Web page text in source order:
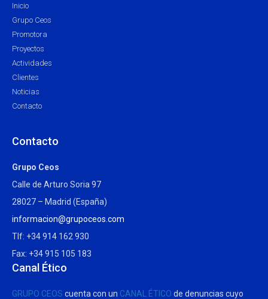
Inicio
Grupo Ceos
Promotora
Proyectos
Actividades
Clientes
Noticias
Contacto
Contacto
Grupo Ceos
Calle de Arturo Soria 97
28027 – Madrid (España)
informacion@grupoceos.com
Tlf: +34 914 162 930
Fax: +34 915 105 183
Canal Ético
GRUPO CEOS cuenta con un CANAL ÉTICO de denuncias cuyo